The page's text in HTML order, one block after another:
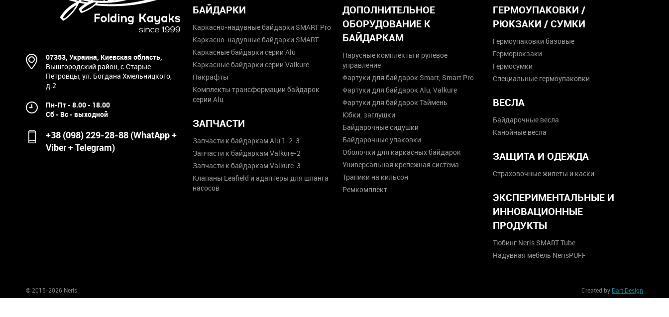
07353, Украина, Киевская область,
Вышгородский район, с.Старые
Петровцы, ул. Богдана Хмельницкого,
д.2
Пн-Пт - 8.00 - 18.00
Сб - Вс - выходной
+38 (098) 229-28-88 (WhatApp +
Viber + Telegram)
БАЙДАРКИ
Каркасно-надувные байдарки SMART Pro
Каркасно-надувные байдарки SMART
Каркасные байдарки серии Alu
Каркасные байдарки серии Valkure
Пакрафты
Комплекты трансформации байдарок
серии Alu
ДОПОЛНИТЕЛЬНОЕ
ОБОРУДОВАНИЕ К
БАЙДАРКАМ
Парусные комплекты и рулевое
управление
Фартуки для байдарок Smart, Smart Pro
Фартуки для байдарок Alu, Valkure
Фартуки для байдарок Таймень
Юбки, заглушки
Байдарочные сидушки
Байдарочные упаковки
Оболочки для каркасных байдарок
Универсальная крепежная система
Трапики на кильсон
Ремкомплект
ГЕРМОУПАКОВКИ /
РЮКЗАКИ / СУМКИ
Гермоупаковки базовые
Герморюкзаки
Гермосумки
Специальные гермоупаковки
ВЕСЛА
Байдарочные весла
Канойные весла
ЗАПЧАСТИ
Запчасти к байдаркам Alu 1-2-3
Запчасти к байдаркам Valkure-2
Запчасти к байдаркам Valkure-3
Клапаны Leafield и адаптеры для шланга
насосов
ЗАЩИТА И ОДЕЖДА
Страховочные жилеты и каски
ЭКСПЕРИМЕНТАЛЬНЫЕ И
ИННОВАЦИОННЫЕ
ПРОДУКТЫ
Тюбинг Neris SMART Tube
Надувная мебель NerisPUFF
© 2015-2026 Neris Created by Dart Design